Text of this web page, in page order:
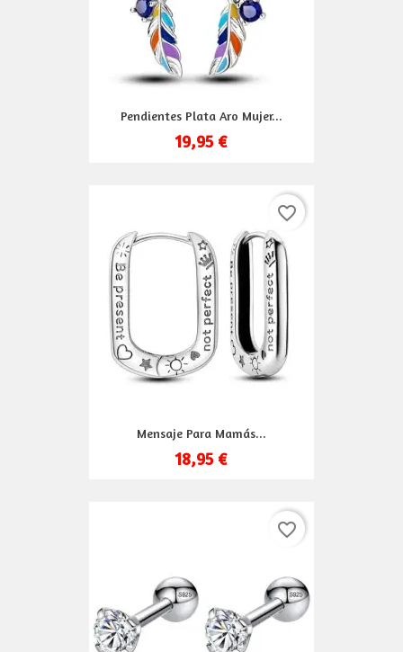
Pendientes Plata Aro Mujer...
19,95 €
Mensaje Para Mamás...
18,95 €
favorite_border
favorite_border